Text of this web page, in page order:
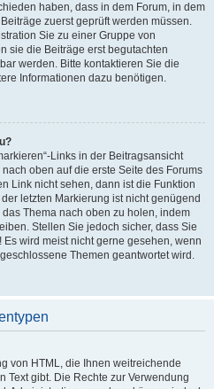
haben, dass in dem Forum, in dem
zuerst geprüft werden müssen.
Sie zu einer Gruppe von
sie die Beiträge erst begutachten
werden. Bitte kontaktieren Sie die
Informationen dazu benötigen.
Links in der Beitragsansicht
oben auf die erste Seite des Forums
Link nicht sehen, dann ist die Funktion
letzten Markierung ist nicht genügend
Thema nach oben zu holen, indem
Stellen Sie jedoch sicher, dass Sie
wird meist nicht gerne gesehen, wenn
Themen geantwortet wird.
von HTML, die Ihnen weitreichende
Text gibt. Die Rechte zur Verwendung